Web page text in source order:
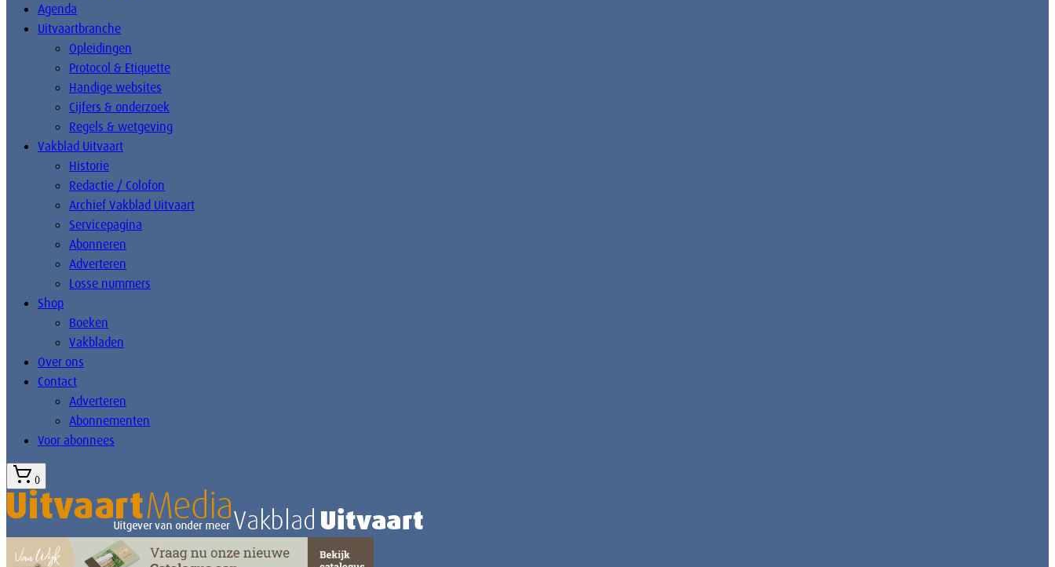
Agenda
Uitvaartbranche
Opleidingen
Protocol & Etiquette
Handige websites
Cijfers & onderzoek
Regels & wetgeving
Vakblad Uitvaart
Historie
Redactie / Colofon
Archief Vakblad Uitvaart
Servicepagina
Abonneren
Adverteren
Losse nummers
Shop
Boeken
Vakbladen
Over ons
Contact
Adverteren
Abonnementen
Voor abonnees
0